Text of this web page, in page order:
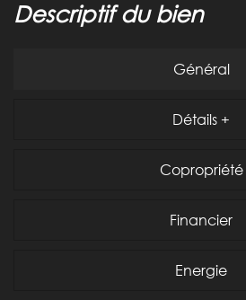
descriptif du bien
Général
Détails +
Copropriété
Financier
Energie